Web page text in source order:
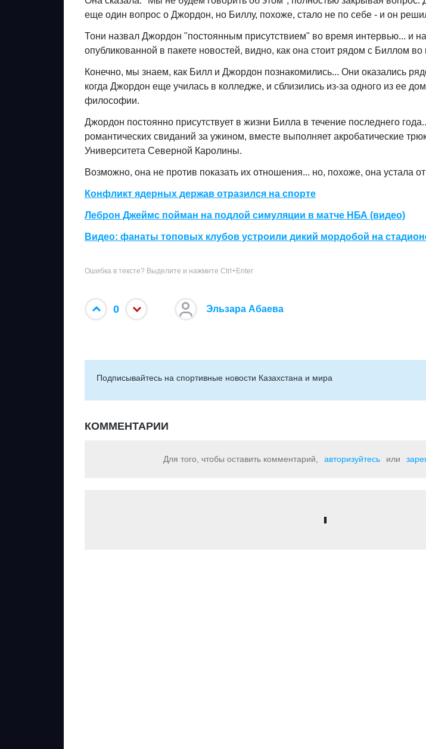
еще один вопрос о Джордон, но Биллу, похоже, стало не по себе - и он
Тони назвал Джордон "постоянным присутствием" во время интервью... и
опубликованной в пакете новостей, видно, как она стоит рядом с Биллом
Конечно, мы знаем, как Билл и Джордон познакомились... Они оказались
когда Джордон еще училась в колледже, и сблизились из-за одного из ее
философии.
Джордон постоянно присутствует в жизни Билла в течение последнего
романтических свиданий за ужином, вместе выполняет акробатические
Университета Северной Каролины.
Возможно, она не против показать их отношения... но, похоже, она устала
Конфликт ядерных держав отразился на спорте
Леброн Джеймс пойман на подлой симуляции в матче НБА (видео)
Видео: фанаты топовых клубов устроили дикий мордобой на
Ошибка в тексте? Выделите и нажмите Ctrl+Enter
0 Эльзара Абаева
Подписывайтесь на cпортивные новости Казахстана и мира
КОММЕНТАРИИ
Для того, чтобы оставить комментарий, авторизуйтесь или